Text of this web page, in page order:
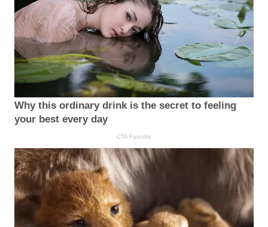
Why this ordinary drink is the secret to feeling
your best every day
CTA Favorite